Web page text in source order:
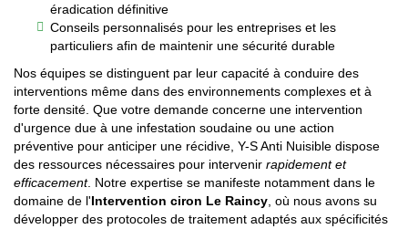
éradication définitive
Conseils personnalisés pour les entreprises et les
particuliers afin de maintenir une sécurité durable
Nos équipes se distinguent par leur capacité à conduire des
interventions même dans des environnements complexes et à
forte densité. Que votre demande concerne une intervention
d'urgence due à une infestation soudaine ou une action
préventive pour anticiper une récidive, Y-S Anti Nuisible dispose
des ressources nécessaires pour intervenir rapidement et
efficacement. Notre expertise se manifeste notamment dans le
domaine de l'Intervention ciron Le Raincy, où nous avons su
développer des protocoles de traitement adaptés aux spécificités